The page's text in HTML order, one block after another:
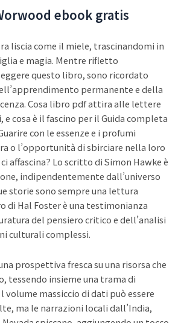
ebook gratis
liscia come il miele, trascinandomi in
e magia. Mentre rifletto
questo libro, sono ricordato
permanente e della
Cosa libro pdf attira alle lettere
cosa è il fascino per il Guida completa
con le essenze e i profumi
o l’opportunità di sbirciare nella loro
affascina? Lo scritto di Simon Hawke è
indipendentemente dall’universo
storie sono sempre una lettura
di Hal Foster è una testimonianza
del pensiero critico e dell’analisi
culturali complessi.
prospettiva fresca su una risorsa che
tessendo insieme una trama di
massiccio di dati può essere
ma le narrazioni locali dall’India,